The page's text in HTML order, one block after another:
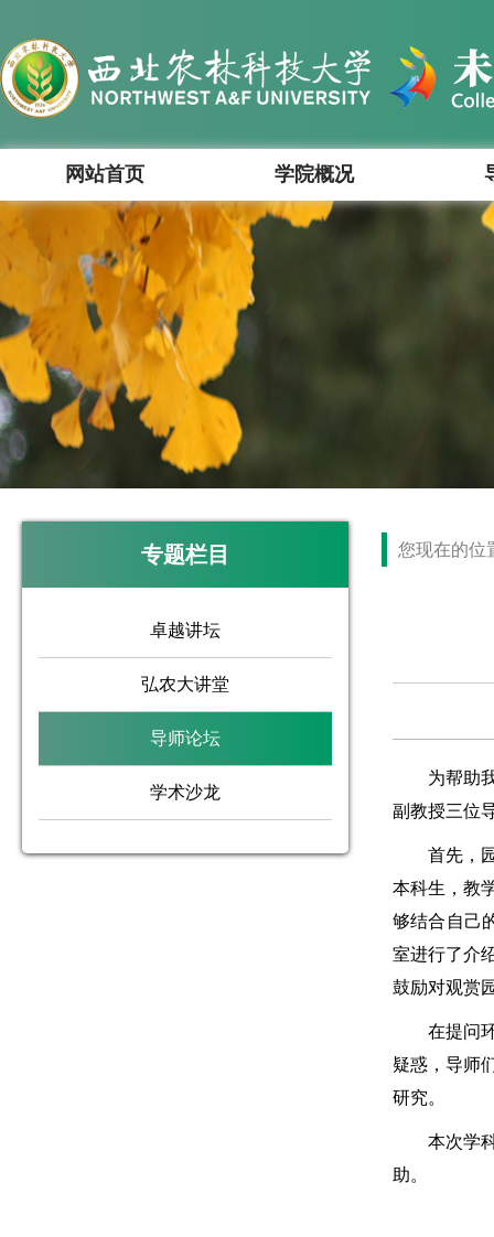
网站首页 学院概况
专题栏目
卓越讲坛
弘农大讲堂
导师论坛
学术沙龙
您现在的位
为帮助我
副教授三位
首先，园
本科生，教
够结合自己
室进行了介
鼓励对观赏
在提问环
疑惑，导师
研究。
本次学科
助。